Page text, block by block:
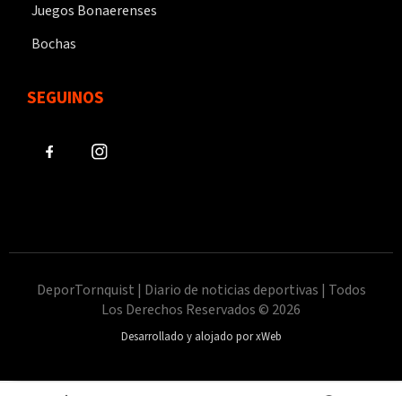
Juegos Bonaerenses
Bochas
SEGUINOS
DeporTornquist | Diario de noticias deportivas | Todos
Los Derechos Reservados © 2026
Desarrollado y alojado por xWeb